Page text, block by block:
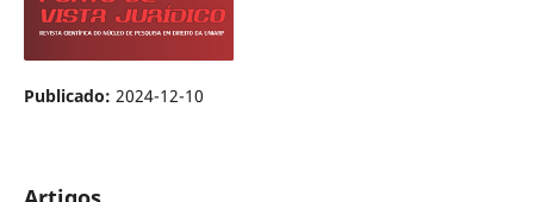
Publicado: 2024-12-10